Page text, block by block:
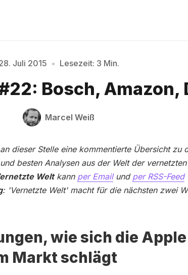
geben Sie mindestens 3 Zeichen ein
Juli 2015 • Lesezeit: 3 Min.
Bosch, Amazon,
Marcel Weiß
dieser Stelle eine kommentierte Übersicht zu
besten Analysen aus der Welt der vernetzten
Weltkann per Emailund per RSS-Feed
: 'Vernetzte Welt' macht für die nächsten zwei
wie sich die Apple
Markt schlägt